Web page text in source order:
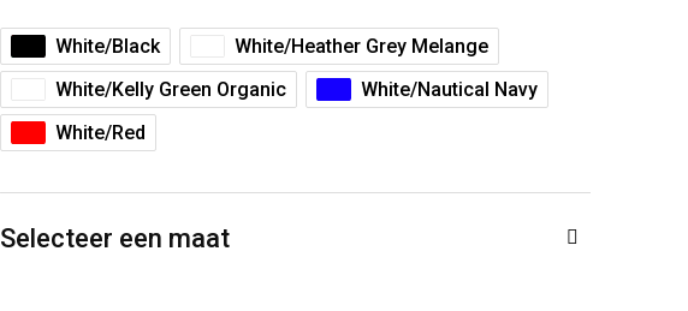
White/Black
White/Heather Grey Melange
White/Kelly Green Organic
White/Nautical Navy
White/Red
Selecteer een maat